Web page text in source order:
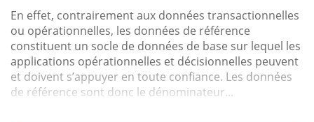
En effet, contrairement aux données transactionnelles
ou opérationnelles, les données de référence
constituent un socle de données de base sur lequel les
applications opérationnelles et décisionnelles peuvent
et doivent s’appuyer en toute confiance. Les données
de référence sont donc le dénominateur...